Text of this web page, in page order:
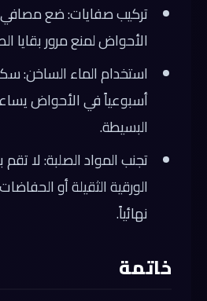
تركيب صفايات: ضع
الأحواض لمنع مرور بقايا
استخدام الماء الساخن:
أسبوعياً في الأحواض
البسيطة.
تجنب المواد الصلبة: لا
الورقية الثقيلة أو
نهائياً.
خاتمة